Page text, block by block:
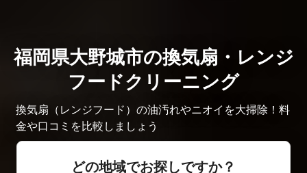
福岡県大野城市の換気扇・レンジ
フードクリーニング
換気扇（レンジフード）の油汚れやニオイを大掃除！料
金や口コミを比較しましょう
どの地域でお探しですか？